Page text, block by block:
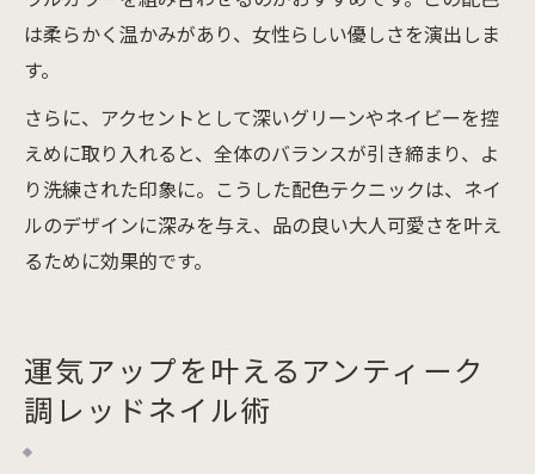
は柔らかく温かみがあり、女性らしい優しさを演出しま
す。
さらに、アクセントとして深いグリーンやネイビーを控
えめに取り入れると、全体のバランスが引き締まり、よ
り洗練された印象に。こうした配色テクニックは、ネイ
ルのデザインに深みを与え、品の良い大人可愛さを叶え
るために効果的です。
運気アップを叶えるアンティーク
調レッドネイル術